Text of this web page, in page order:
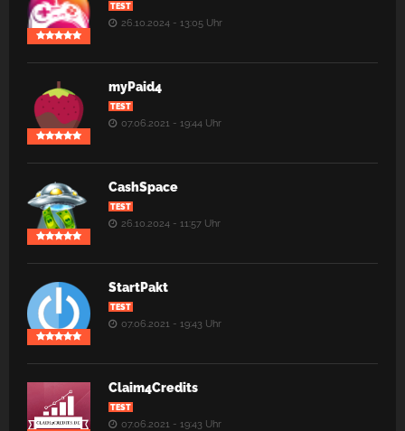
TEST
26.10.2024 - 13:05 Uhr
myPaid4
TEST
07.06.2021 - 19:44 Uhr
CashSpace
TEST
26.10.2024 - 11:57 Uhr
StartPakt
TEST
07.06.2021 - 19:43 Uhr
Claim4Credits
TEST
07.06.2021 - 19:43 Uhr